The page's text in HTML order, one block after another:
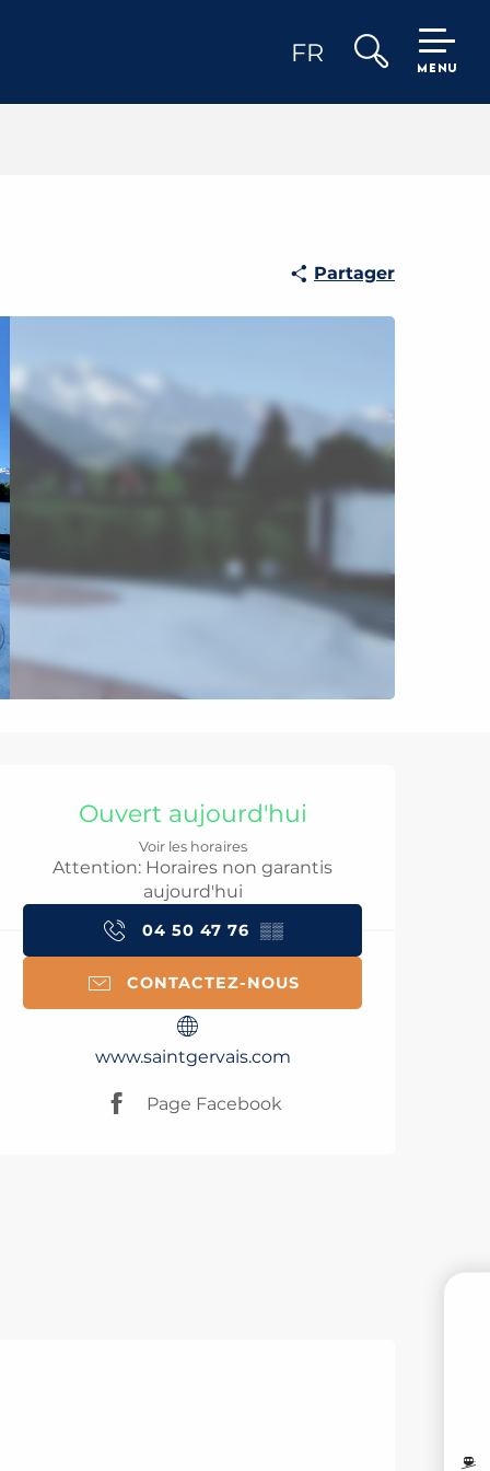
FR
MENU
Partager
Ouverture et
Ouvert aujourd'hui
Voir les horaires
Attention: Horaires non garantis
aujourd'hui
04 50 47 76 ▒▒
CONTACTEZ-NOUS
www.saintgervais.com
Page Facebook